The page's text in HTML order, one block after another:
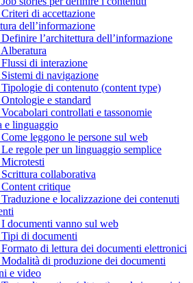
di accettazione
dell’informazione
l’architettura dell’informazione
di interazione
di navigazione
di contenuto (content type)
e standard
controllati e tassonomie
e linguaggio
leggono le persone sul web
regole per un linguaggio semplice
collaborativa
critique
e localizzazione dei contenuti
documenti vanno sul web
di documenti
di lettura dei documenti elettronici
di produzione dei documenti
e video